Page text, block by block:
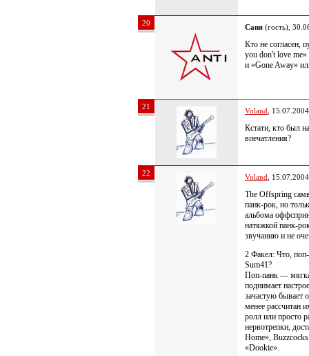
20 Саня (гость),
Кто не согласен,
you don't love
и «Gone Away»
21 Voland ,
Кстати, кто был
впечатления?
22 Voland ,
The Offspring
панк-рок, но
альбома
натяжкой панк-
звучанию и не
2 Факел: Что,
Sum41?
Поп-панк —
поднимает
зачастую бывает
менее рассчитан
ролл или просто
нервотрепки,
Home»,
«Dookie».